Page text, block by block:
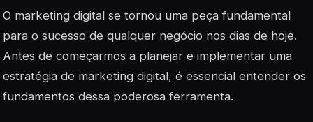
O marketing digital se tornou uma peça fundamental
para o sucesso de qualquer negócio nos dias de hoje.
Antes de começarmos a planejar e implementar uma
estratégia de marketing digital, é essencial entender os
fundamentos dessa poderosa ferramenta.